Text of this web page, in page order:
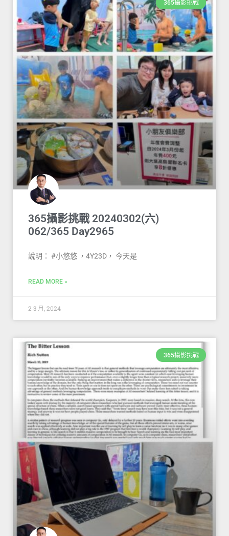
365攝影挑戰
365攝影挑戰 20240302(六)
062/365 Day2965
說明： #小悠悠 ，4Y23D， 今天是
READ MORE »
2 3 月, 2024
365攝影挑戰